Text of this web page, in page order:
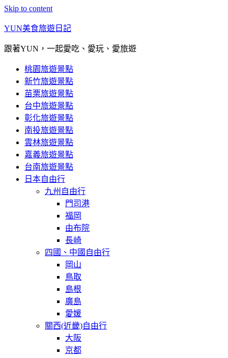
Skip to content
YUN美食旅遊日記
跟著YUN，一起愛吃、愛玩、愛旅遊
桃園旅遊景點
新竹旅遊景點
苗栗旅遊景點
台中旅遊景點
彰化旅遊景點
南投旅遊景點
雲林旅遊景點
嘉義旅遊景點
台南旅遊景點
日本自由行
九州自由行
門司港
福岡
由布院
長崎
四國、中國自由行
岡山
鳥取
島根
廣島
愛媛
關西(近畿)自由行
大阪
京都